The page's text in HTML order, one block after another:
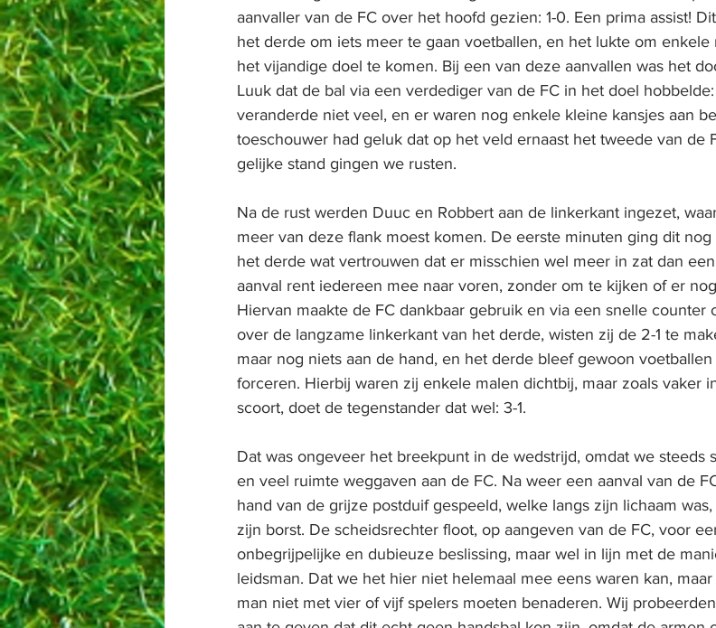
aanvaller van de FC over het hoofd gezien: 1-0. Een prima assist!
het derde om iets meer te gaan voetballen, en het lukte om enkele
het vijandige doel te komen. Bij een van deze aanvallen was het
Luuk dat de bal via een verdediger van de FC in het doel hobbelde:
veranderde niet veel, en er waren nog enkele kleine kansjes aan
toeschouwer had geluk dat op het veld ernaast het tweede van de
gelijke stand gingen we rusten.
Na de rust werden Duuc en Robbert aan de linkerkant ingezet,
meer van deze flank moest komen. De eerste minuten ging dit
het derde wat vertrouwen dat er misschien wel meer in zat dan
aanval rent iedereen mee naar voren, zonder om te kijken of er
Hiervan maakte de FC dankbaar gebruik en via een snelle counter
over de langzame linkerkant van het derde, wisten zij de 2-1 te
maar nog niets aan de hand, en het derde bleef gewoon
forceren. Hierbij waren zij enkele malen dichtbij, maar zoals vaker
scoort, doet de tegenstander dat wel: 3-1.
Dat was ongeveer het breekpunt in de wedstrijd, omdat we steeds
en veel ruimte weggaven aan de FC. Na weer een aanval van de
hand van de grijze postduif gespeeld, welke langs zijn lichaam
zijn borst. De scheidsrechter floot, op aangeven van de FC, voor
onbegrijpelijke en dubieuze beslissing, maar wel in lijn met de
leidsman. Dat we het hier niet helemaal mee eens waren kan,
man niet met vier of vijf spelers moeten benaderen. Wij